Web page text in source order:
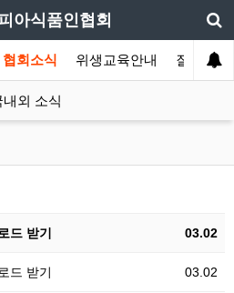
아식품인협회
협회소식 위생교육안내 질의답변
내외 소식
03.02
드 받기
03.02
드 받기